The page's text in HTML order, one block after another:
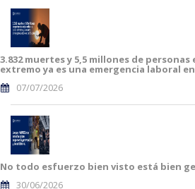
3.832 muertes y 5,5 millones de
extremo ya es una emergencia laboral en
07/07/2026
No todo esfuerzo bien visto está bien
30/06/2026